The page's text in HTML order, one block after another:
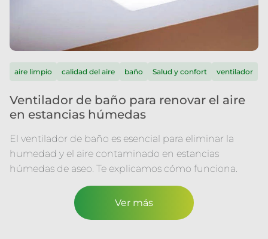
aire limpio calidad del aire baño Salud y confort ventilador
Ventilador de baño para renovar el aire
en estancias húmedas
El ventilador de baño es esencial para eliminar la
humedad y el aire contaminado en estancias
húmedas de aseo. Te explicamos cómo funciona.
Ver más